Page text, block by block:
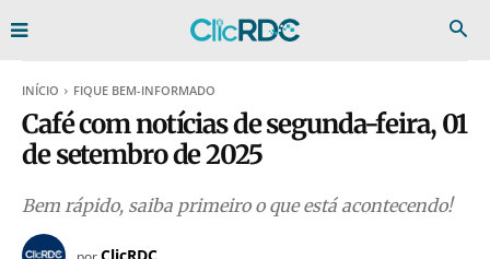
INÍCIO FIQUE BEM-INFORMADO
Café com notícias de segunda-feira, 01
de setembro de 2025
Bem rápido, saiba primeiro o que está acontecendo!
ClicRDC